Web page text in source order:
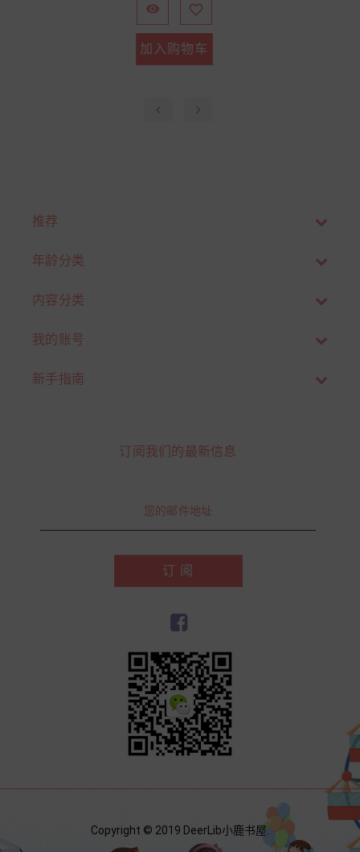
 
加入购物车
推荐
年龄分类
内容分类
我的账号
新手指南
订阅我们的最新信息
订 阅
Copyright © 2019 DeerLib小鹿书屋.